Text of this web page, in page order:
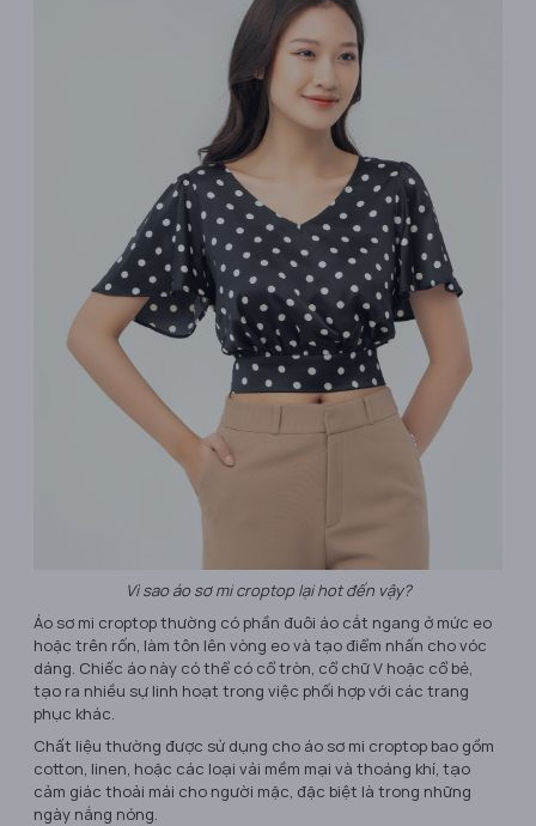
Vì sao áo sơ mi croptop lại hot đến vậy?
Áo sơ mi croptop thường có phần đuôi áo cắt ngang ở mức eo
hoặc trên rốn, làm tôn lên vòng eo và tạo điểm nhấn cho vóc
dáng. Chiếc áo này có thể có cổ tròn, cổ chữ V hoặc cổ bẻ,
tạo ra nhiều sự linh hoạt trong việc phối hợp với các trang
phục khác.
Chất liệu thường được sử dụng cho áo sơ mi croptop bao gồm
cotton, linen, hoặc các loại vải mềm mại và thoáng khí, tạo
cảm giác thoải mái cho người mặc, đặc biệt là trong những
ngày nắng nóng.